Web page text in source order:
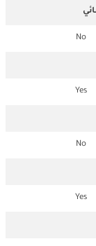
No
Yes
No
Yes